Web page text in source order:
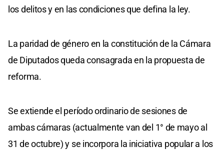
los delitos y en las condiciones que defina la ley.
La paridad de género en la constitución de la Cámara
de Diputados queda consagrada en la propuesta de
reforma.
Se extiende el período ordinario de sesiones de
ambas cámaras (actualmente van del 1° de mayo al
31 de octubre) y se incorpora la iniciativa popular a los